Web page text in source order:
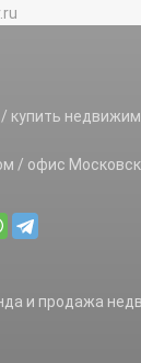
купить
/ офис